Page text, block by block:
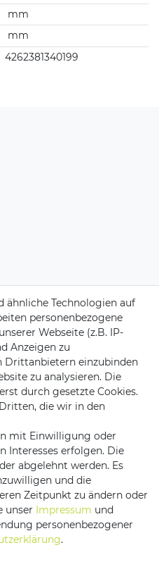
mm
mm
4262381340199
ähnliche Technologien auf
personenbezogene
Webseite (z.B. IP-
Anzeigen zu
Drittanbietern einzubinden
zu analysieren. Die
durch gesetzte Cookies.
die wir in den
mit Einwilligung oder
Interesses erfolgen. Die
abgelehnt werden. Es
und die
Zeitpunkt zu ändern oder
unser Impressum und
personenbezogener
.